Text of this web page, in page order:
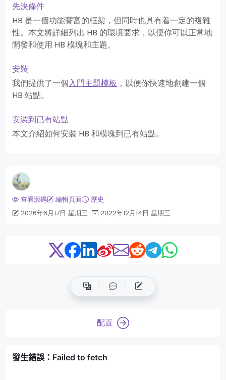
先決條件
HB 是一個功能豐富的框架，但同時也具有着一定的複雜
性。本文將詳細列出 HB 的環境要求，以便你可以正常地
開發和使用 HB 模塊和主題。
安裝
我們提供了一個入門主題模板 ，以便你快速地創建一個
HB 站點。
安裝到已有站點
本文介紹如何安裝 HB 和模塊到已有站點。
查看源碼 編輯頁面
歷史
2026年6月17日 星期三
2022年12月14日 星期三
配置